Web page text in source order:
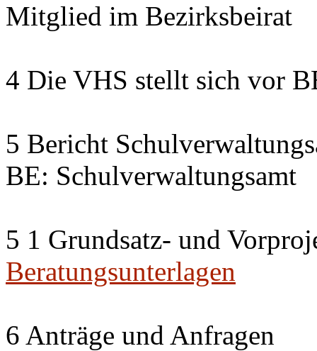
Mitglied im Bezirksbeirat
4 Die VHS stellt sich vor
5 Bericht
BE: Schulverwaltungsamt
5 1 Grundsatz- und
Beratungsunterlagen
6 Anträge und Anfragen